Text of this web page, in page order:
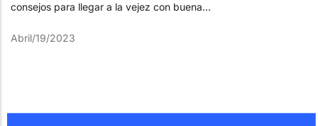
consejos para llegar a la vejez con buena...
Abril/19/2023